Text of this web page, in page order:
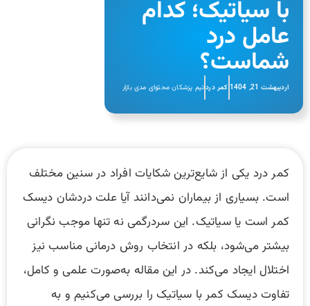
با سیاتیک؛ کدام
عامل درد
شماست؟
اردیبهشت 21, 1404 کمر دردتیم پزشکان محتوای مدی بازار
کمر درد یکی از شایع‌ترین شکایات افراد در سنین مختلف
است. بسیاری از بیماران نمی‌دانند آیا علت دردشان دیسک
کمر است یا سیاتیک. این سردرگمی نه تنها موجب نگرانی
بیشتر می‌شود، بلکه در انتخاب روش درمانی مناسب نیز
اختلال ایجاد می‌کند. در این مقاله به‌صورت علمی و کامل،
تفاوت دیسک کمر با سیاتیک را بررسی می‌کنیم و به